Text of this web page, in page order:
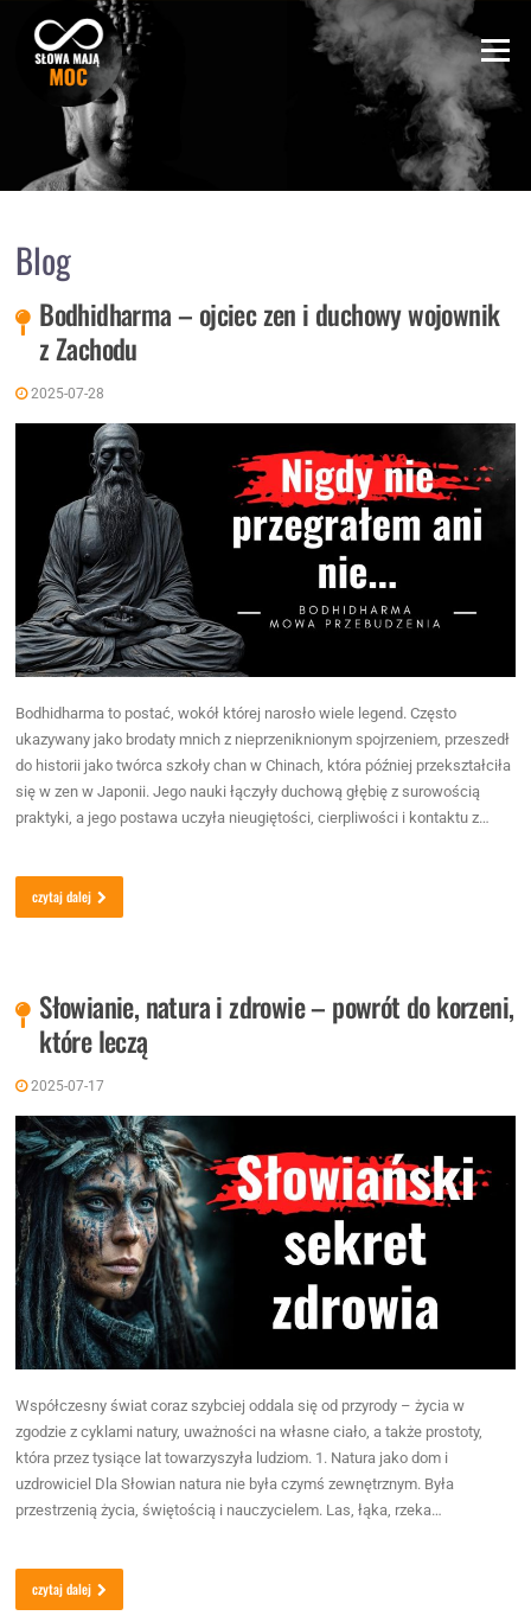
content
Menu
Blog
Bodhidharma – ojciec zen i duchowy wojownik
z Zachodu
2025-07-28
Bodhidharma to postać, wokół której narosło wiele legend. Często
ukazywany jako brodaty mnich z nieprzeniknionym spojrzeniem, przeszedł
do historii jako twórca szkoły chan w Chinach, która później przekształciła
się w zen w Japonii. Jego nauki łączyły duchową głębię z surowością
praktyki, a jego postawa uczyła nieugiętości, cierpliwości i kontaktu z…
czytaj dalej
Słowianie, natura i zdrowie – powrót do korzeni,
które leczą
2025-07-17
Współczesny świat coraz szybciej oddala się od przyrody – życia w
zgodzie z cyklami natury, uważności na własne ciało, a także prostoty,
która przez tysiące lat towarzyszyła ludziom. 1. Natura jako dom i
uzdrowiciel Dla Słowian natura nie była czymś zewnętrznym. Była
przestrzenią życia, świętością i nauczycielem. Las, łąka, rzeka…
czytaj dalej